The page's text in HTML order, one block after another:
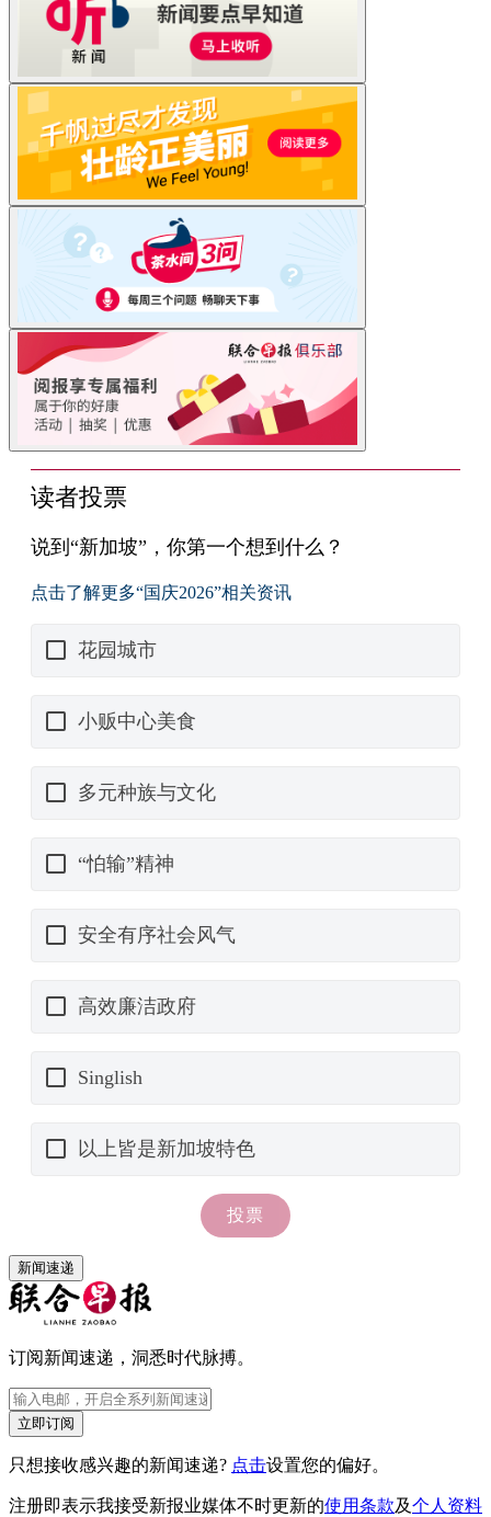
新闻速递
订阅新闻速递，洞悉时代脉搏。
立即订阅
只想接收感兴趣的新闻速递? 点击设置您的偏好。
注册即表示我接受新报业媒体不时更新的使用条款及个人资料